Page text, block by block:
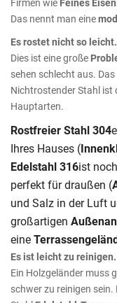
Das nennt man eine
Es rostet nicht so leicht.
Dies ist eine große
sehen schlecht aus.
Nichtrostender Stahl ist
Hauptarten.
Rostfreier Stahl 304
Ihres Hauses (
Edelstahl 316ist
perfekt für draußen (
und Salz in der Luft
großartigen
eine
Es ist leicht zu reinigen.
Ein Holzgeländer muss
schwer zu reinigen